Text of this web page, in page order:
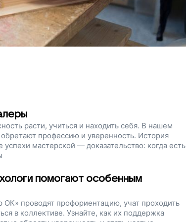
расти, учиться и находить себя. В нашем
профессию и уверенность. История
мастерской — доказательство: когда есть
помогают особенным
проводят профориентацию, учат проходить
в коллективе. Узнайте, как их поддержка